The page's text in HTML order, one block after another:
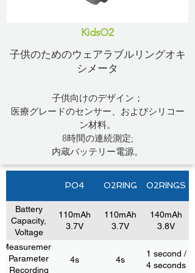
KidsO2
子供のためのウェアラブルリングオキ
シメータ
子供向けのデザイン；
医療グレードのセンサー、およびシリコー
ン材料。
8時間の連続測定;
内蔵バッテリー電源。
PO4 O2RING O2RINGS
Battery
Capacity,
Voltage
110mAh
3.7V
110mAh
3.7V
140mAh
3.8V
Measurement
Parameter
Recording
4s 4s
1 second /
4 seconds